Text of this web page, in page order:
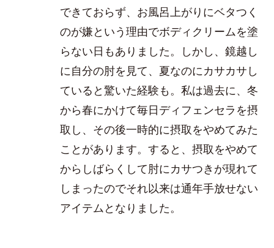
できておらず、お風呂上がりにベタつく
のが嫌という理由でボディクリームを塗
らない日もありました。しかし、鏡越し
に自分の肘を見て、夏なのにカサカサし
ていると驚いた経験も。私は過去に、冬
から春にかけて毎日ディフェンセラを摂
取し、その後一時的に摂取をやめてみた
ことがあります。すると、摂取をやめて
からしばらくして肘にカサつきが現れて
しまったのでそれ以来は通年手放せない
アイテムとなりました。